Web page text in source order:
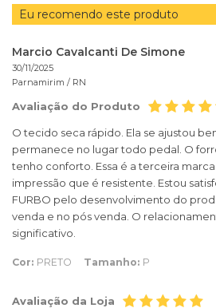
Eu recomendo este produto
Marcio Cavalcanti De Simone
30/11/2025
Parnamirim / RN
Avaliação do Produto
O tecido seca rápido. Ela se ajustou
permanece no lugar todo pedal. O
tenho conforto. Essa é a terceira
impressão que é resistente. Estou
FURBO pelo desenvolvimento do
venda e no pós venda. O
significativo.
Cor: PRETO Tamanho: P
Avaliação da Loja